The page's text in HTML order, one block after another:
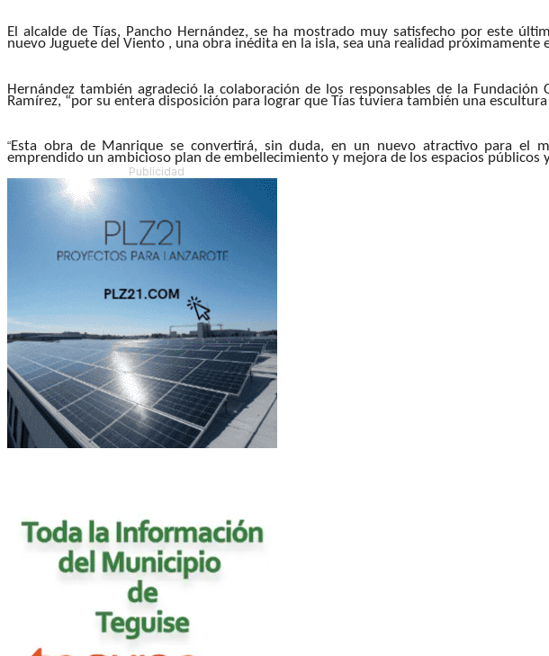
El alcalde de Tías, Pancho Hernández, se ha mostrado muy satisfecho por este
nuevo Juguete del Viento , una obra inédita en la isla, sea una realidad próximamente
Hernández también agradeció la colaboración de los responsables de la Fundación
Ramírez, “por su entera disposición para lograr que Tías tuviera también una
“Esta obra de Manrique se convertirá, sin duda, en un nuevo atractivo para el
emprendido un ambicioso plan de embellecimiento y mejora de los espacios públicos
Publicidad